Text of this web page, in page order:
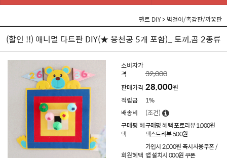
펠트 DIY> 벽걸이/촉감판/까꿍판
(할인 !!) 애니멀 다트판 DIY(★ 융천공 5개 포함)_ 토끼,곰 2종류
소비자가
격
32,000
판매가격 28,000원
적립금
1%
배송비
(조건)
구매평 혜
택
구매평 혜택 포토리뷰 1,000원
텍스트리뷰 500원
회원혜택
가입시 2,000원 즉시사용쿠폰 /
앱 설치시 000원 쿠폰